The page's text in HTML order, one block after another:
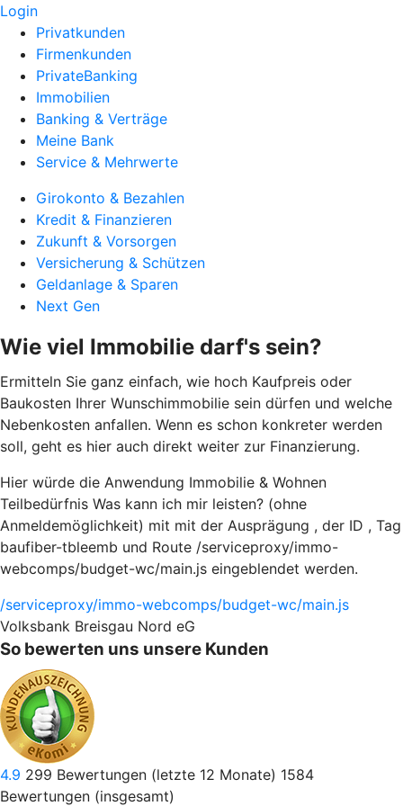
Login
Privatkunden
Firmenkunden
PrivateBanking
Immobilien
Banking & Verträge
Meine Bank
Service & Mehrwerte
Girokonto & Bezahlen
Kredit & Finanzieren
Zukunft & Vorsorgen
Versicherung & Schützen
Geldanlage & Sparen
Next Gen
Wie viel Immobilie darf's sein?
Ermitteln Sie ganz einfach, wie hoch Kaufpreis oder
Baukosten Ihrer Wunschimmobilie sein dürfen und welche
Nebenkosten anfallen. Wenn es schon konkreter werden
soll, geht es hier auch direkt weiter zur Finanzierung.
Hier würde die Anwendung Immobilie & Wohnen
Teilbedürfnis Was kann ich mir leisten? (ohne
Anmeldemöglichkeit) mit mit der Ausprägung , der ID , Tag
baufiber-tbleemb und Route /serviceproxy/immo-
webcomps/budget-wc/main.js eingeblendet werden.
/serviceproxy/immo-webcomps/budget-wc/main.js
Volksbank Breisgau Nord eG
So bewerten uns unsere Kunden
4.9 299 Bewertungen (letzte 12 Monate) 1584
Bewertungen (insgesamt)